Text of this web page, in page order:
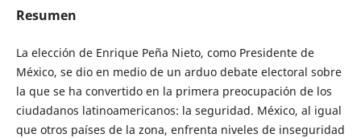
Resumen
La elección de Enrique Peña Nieto, como Presidente de
México, se dio en medio de un arduo debate electoral sobre
la que se ha convertido en la primera preocupación de los
ciudadanos latinoamericanos: la seguridad. México, al igual
que otros países de la zona, enfrenta niveles de inseguridad